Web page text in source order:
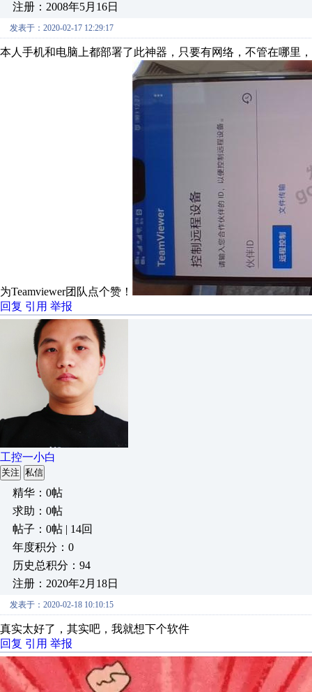
注册：2008年5月16日
发表于：2020-02-17 12:29:17
本人手机和电脑上都部署了此神器，只要有网络，不管在哪里
为Teamviewer团队点个赞！
回复 引用 举报
工控一小白
关注 私信
精华：0帖
求助：0帖
帖子：0帖 | 14回
年度积分：0
历史总积分：94
注册：2020年2月18日
发表于：2020-02-18 10:10:15
真实太好了，其实吧，我就想下个软件
回复 引用 举报